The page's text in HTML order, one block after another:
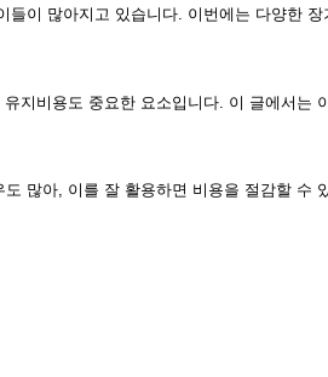
이 많아지고 있습니다. 이번에는 다양한
지비용도 중요한 요소입니다. 이 글에서는
많아, 이를 잘 활용하면 비용을 절감할 수